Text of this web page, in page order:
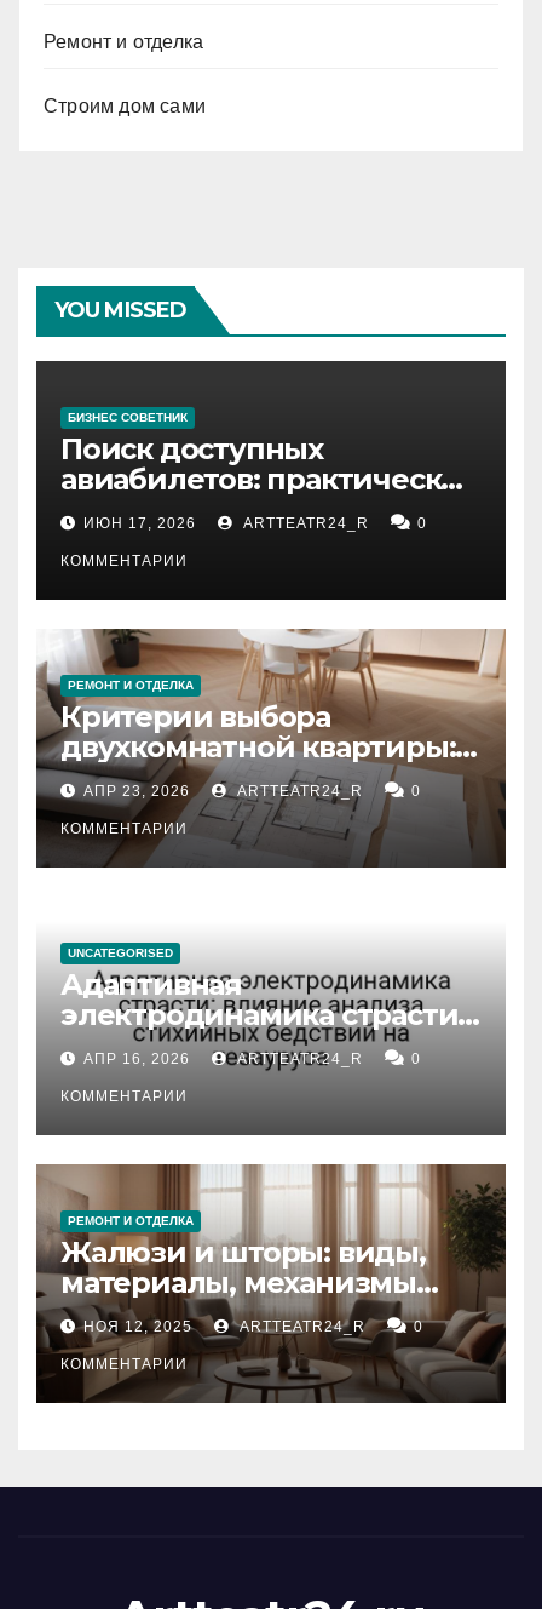
Ремонт и отделка
Строим дом сами
YOU MISSED
БИЗНЕС СОВЕТНИК
Поиск доступных
авиабилетов: практические
рекомендации
ИЮН 17, 2026 ARTTEATR24_R 0
КОММЕНТАРИИ
РЕМОНТ И ОТДЕЛКА
Критерии выбора
двухкомнатной квартиры:
планировка, площадь,
состояние и документация
АПР 23, 2026 ARTTEATR24_R 0
КОММЕНТАРИИ
UNCATEGORISED
Адаптивная
электродинамика страсти:
влияние анализа
стихийных бедствий на
тезауруса
АПР 16, 2026 ARTTEATR24_R 0
КОММЕНТАРИИ
РЕМОНТ И ОТДЕЛКА
Жалюзи и шторы: виды,
материалы, механизмы
управления и уход
НОЯ 12, 2025 ARTTEATR24_R 0
КОММЕНТАРИИ